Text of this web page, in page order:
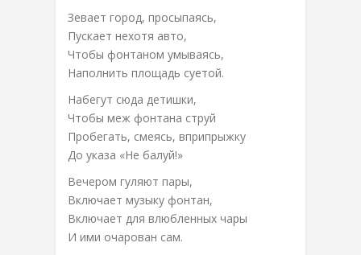
Зевает город, просыпаясь,
Пускает нехотя авто,
Чтобы фонтаном умываясь,
Наполнить площадь суетой.
Набегут сюда детишки,
Чтобы меж фонтана струй
Пробегать, смеясь, вприпрыжку
До указа «Не балуй!»
Вечером гуляют пары,
Включает музыку фонтан,
Включает для влюбленных чары
И ими очарован сам.